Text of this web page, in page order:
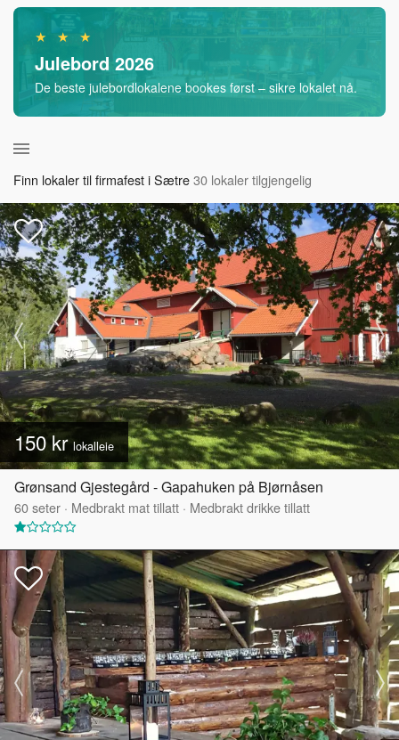
★ ★ ★
Julebord 2026
De beste julebordlokalene bookes først – sikre lokalet nå.
Finn lokaler til firmafest i Sætre30 lokaler tilgjengelig
150 kr lokalleie
Grønsand Gjestegård - Gapahuken på Bjørnåsen
60seter · Medbrakt mat tillatt · Medbrakt drikke tillatt